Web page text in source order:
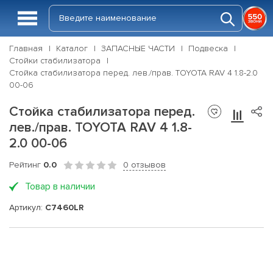
Главная Каталог ЗАПАСНЫЕ ЧАСТИ
Подвеска
Стойки стабилизатора
Стойка стабилизатора перед. лев./прав. TOYOTA RAV 4 1.8-2.0
00-06
Стойка стабилизатора перед.
лев./прав. TOYOTA RAV 4 1.8-
2.0 00-06
Рейтинг 0.0 0 отзывов
Товар в наличии
Артикул: C7460LR